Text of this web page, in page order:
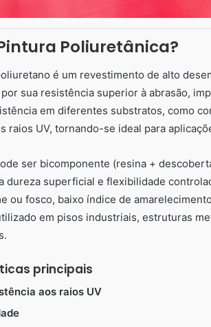
Poliuretânica?
é um revestimento de alto
sua resistência superior à abrasão,
em diferentes substratos, como
raios UV, tornando-se ideal para
ser bicomponente (resina +
dureza superficial e flexibilidade
ou fosco, baixo índice de
em pisos industriais, estruturas
principais
aos raios UV